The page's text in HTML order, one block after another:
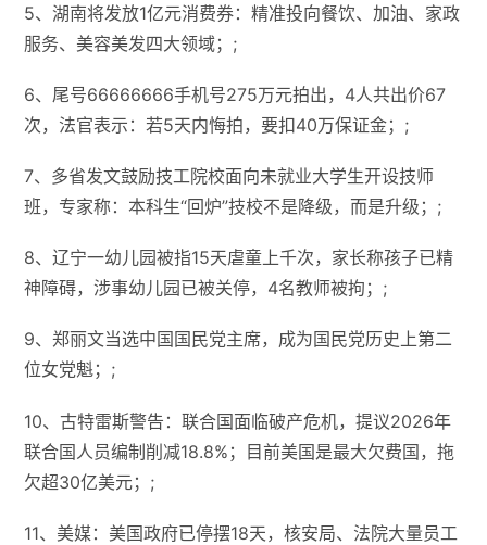
5、湖南将发放1亿元消费券：精准投向餐饮、加油、家政
服务、美容美发四大领域；;
6、尾号66666666手机号275万元拍出，4人共出价67
次，法官表示：若5天内悔拍，要扣40万保证金；;
7、多省发文鼓励技工院校面向未就业大学生开设技师
班，专家称：本科生“回炉”技校不是降级，而是升级；;
8、辽宁一幼儿园被指15天虐童上千次，家长称孩子已精
神障碍，涉事幼儿园已被关停，4名教师被拘；;
9、郑丽文当选中国国民党主席，成为国民党历史上第二
位女党魁；;
10、古特雷斯警告：联合国面临破产危机，提议2026年
联合国人员编制削减18.8%；目前美国是最大欠费国，拖
欠超30亿美元；;
11、美媒：美国政府已停摆18天，核安局、法院大量员工